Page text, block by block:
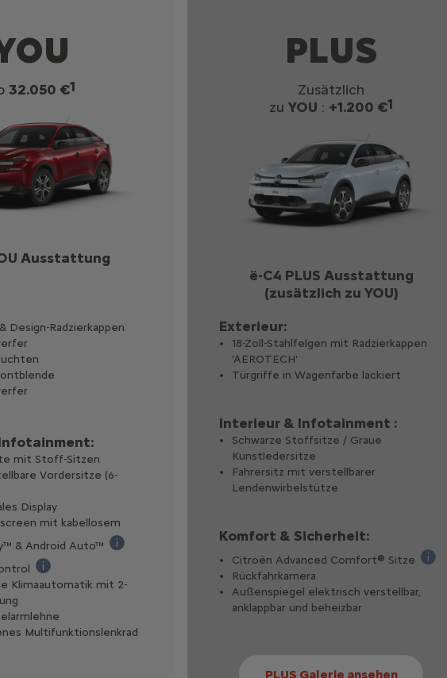
32.050 €1
Ausstattung
Design-Radzierkappen
mit Stoff-Sitzen
Vordersitze (6-
Display
mit kabellosem
& Android Auto™
Enthält folgende vernetzte Dienste: Connect One (10 Jahre
Über die MyCitroën App können Sie die Reichweite Ihres Fahrzeugs prüfen, das
Klimaautomatik mit 2-
Multifunktionslenkrad
PLUS
Zusätzlich
zuYOU : +1.200 €1
ë-C4 PLUS Ausstattung
(zusätzlich zu YOU)
Exterieur:
18-Zoll-Stahlfelgen mit Radzierkappen
'AEROTECH'
Türgriffe in Wagenfarbe lackiert
Interieur & Infotainment :
Schwarze Stoffsitze / Graue
Kunstledersitze
Fahrersitz mit verstellbarer
Lendenwirbelstütze
Komfort & Sicherheit:
Citroën Advanced Comfort® Sitze
Rückfahrkamera
Außenspiegel elektrisch verstellbar,
anklappbar und beheizbar
PLUS Galerie ansehen